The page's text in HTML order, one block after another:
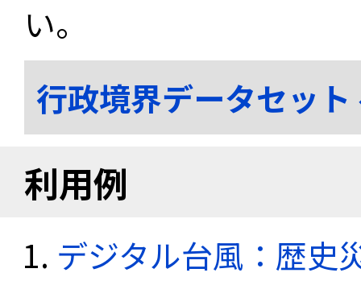
い。
行政境界データセッ
利用例
デジタル台風：歴史